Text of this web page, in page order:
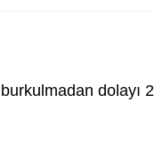
dolayı 2